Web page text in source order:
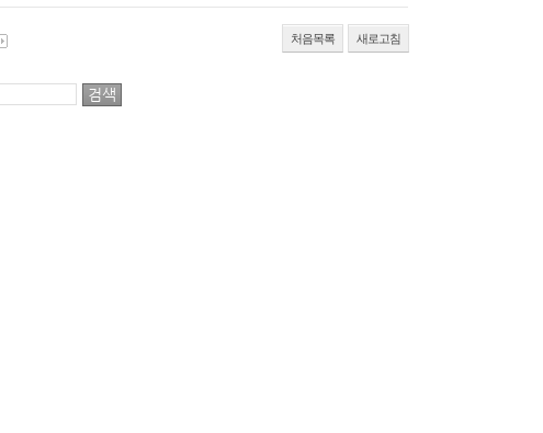
처음목록 새로고침